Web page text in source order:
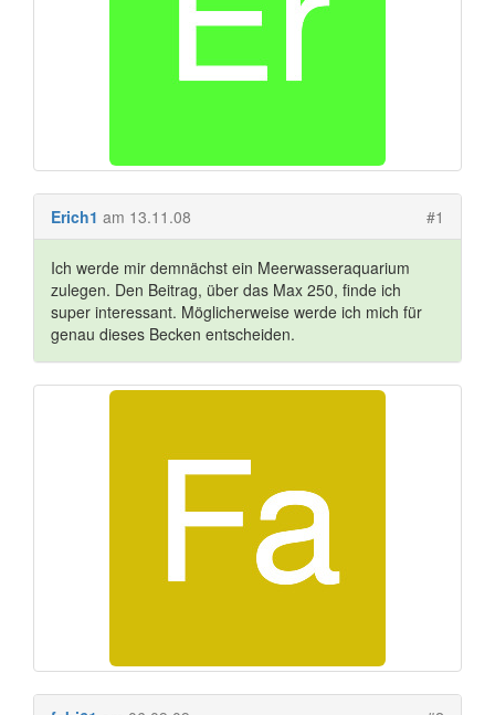
Erich1 am 13.11.08 #1
Ich werde mir demnächst ein Meerwasseraquarium
zulegen. Den Beitrag, über das Max 250, finde ich
super interessant. Möglicherweise werde ich mich für
genau dieses Becken entscheiden.